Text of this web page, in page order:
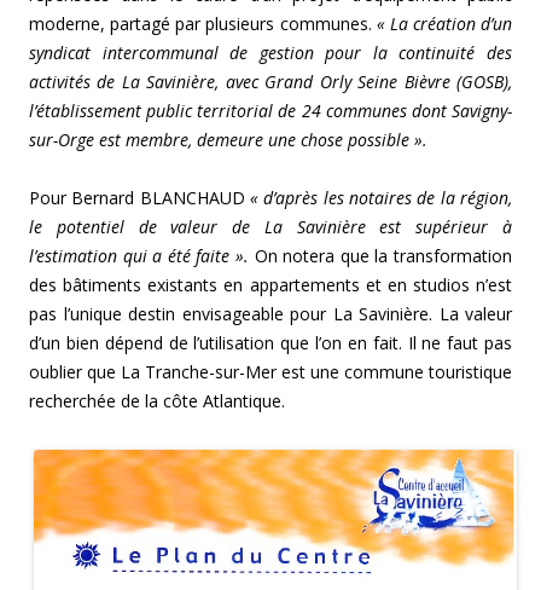
moderne, partagé par plusieurs communes. « La création d’un
syndicat intercommunal de gestion pour la continuité des
activités de La Savinière, avec Grand Orly Seine Bièvre (GOSB),
l’établissement public territorial de 24 communes dont Savigny-
sur-Orge est membre, demeure une chose possible ».
Pour Bernard BLANCHAUD « d’après les notaires de la région,
le potentiel de valeur de La Savinière est supérieur à
l’estimation qui a été faite ». On notera que la transformation
des bâtiments existants en appartements et en studios n’est
pas l’unique destin envisageable pour La Savinière. La valeur
d’un bien dépend de l’utilisation que l’on en fait. Il ne faut pas
oublier que La Tranche-sur-Mer est une commune touristique
recherchée de la côte Atlantique.